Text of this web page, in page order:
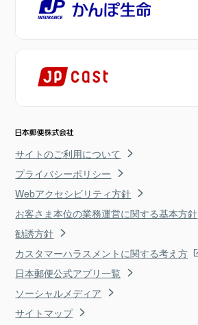
サイトのご利用について
プライバシーポリシー
Webアクセシビリティ方針
お客さま本位の業務運営に関する基本方針
勧誘方針
カスタマーハラスメントに関する考え方
日本郵便公式アプリ一覧
ソーシャルメディア
サイトマップ